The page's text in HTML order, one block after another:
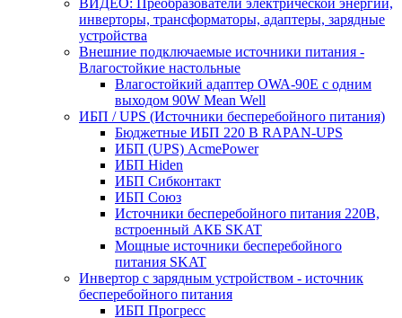
ВИДЕО: Преобразователи электрической энергии,
инверторы, трансформаторы, адаптеры, зарядные
устройства
Внешние подключаемые источники питания -
Влагостойкие настольные
Влагостойкий адаптер OWA-90E с одним
выходом 90W Mean Well
ИБП / UPS (Источники бесперебойного питания)
Бюджетные ИБП 220 В RAPAN-UPS
ИБП (UPS) AcmePower
ИБП Hiden
ИБП Сибконтакт
ИБП Союз
Источники бесперебойного питания 220В,
встроенный АКБ SKAT
Мощные источники бесперебойного
питания SKAT
Инвертор с зарядным устройством - источник
бесперебойного питания
ИБП Прогресс